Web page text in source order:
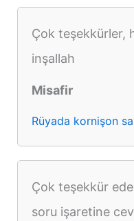
Çok teşekkürler,
inşallah
Misafir
Rüyada kornişon
Çok teşekkür
soru işaretine